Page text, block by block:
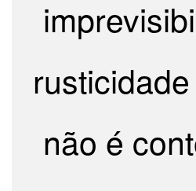
não é